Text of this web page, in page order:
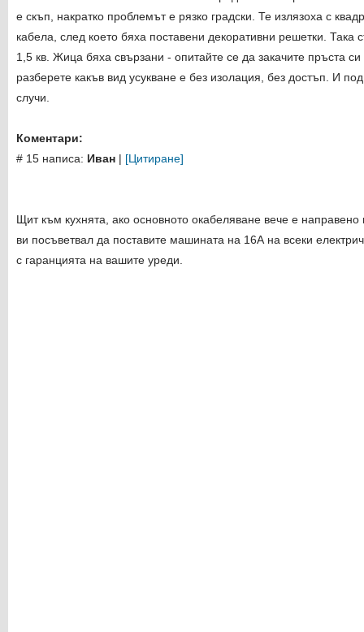
е скъп, накратко проблемът е рязко градски. Те излязоха с
кабела, след което бяха поставени декоративни решетки. Така
1,5 кв. Жица бяха свързани - опитайте се да закачите пръста
разберете какъв вид усукване е без изолация, без достъп. И
случи.
Коментари:
# 15 написа: Иван | [Цитиране]
Щит към кухнята, ако основното окабеляване вече е
ви посъветвал да поставите машината на 16А на всеки
с гаранцията на вашите уреди.